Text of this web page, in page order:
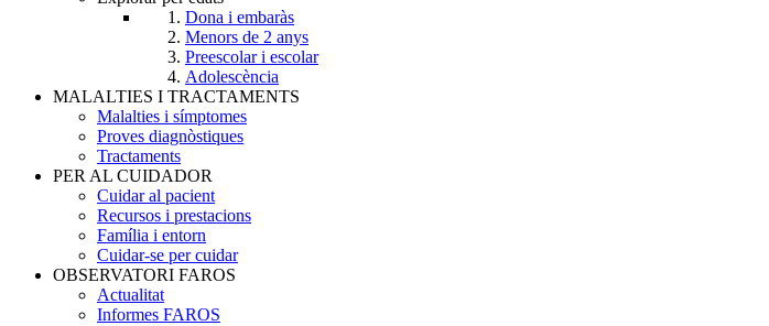
Dona i embaràs
Menors de 2 anys
Preescolar i escolar
Adolescència
MALALTIES I TRACTAMENTS
Malalties i símptomes
Proves diagnòstiques
Tractaments
PER AL CUIDADOR
Cuidar al pacient
Recursos i prestacions
Família i entorn
Cuidar-se per cuidar
OBSERVATORI FAROS
Actualitat
Informes FAROS